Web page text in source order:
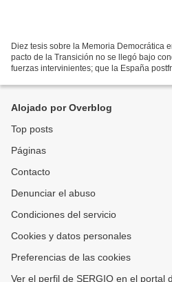
Diez tesis sobre la Memoria Democrática
pacto de la Transición no se llegó bajo
fuerzas intervinientes; que la España
Alojado por Overblog
Top posts
Páginas
Contacto
Denunciar el abuso
Condiciones del servicio
Cookies y datos personales
Preferencias de las cookies
Ver el perfil de SERGIO en el portal